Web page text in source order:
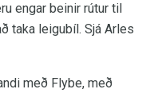
engar beinir rútur til
taka leigubíl. Sjá Arles
með Flybe, með